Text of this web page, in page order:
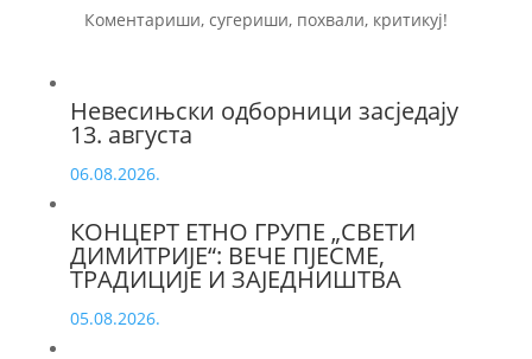
Коментариши, сугериши, похвали, критикуј!
Невесињски одборници засједају
13. августа
06.08.2026.
КОНЦЕРТ ЕТНО ГРУПЕ „СВЕТИ
ДИМИТРИЈЕ“: ВЕЧЕ ПЈЕСМЕ,
ТРАДИЦИЈЕ И ЗАЈЕДНИШТВА
05.08.2026.